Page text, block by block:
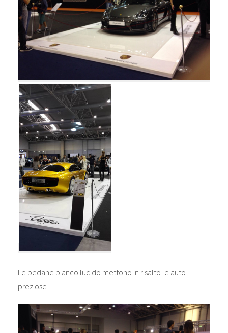
Le pedane bianco lucido mettono in risalto le auto
preziose